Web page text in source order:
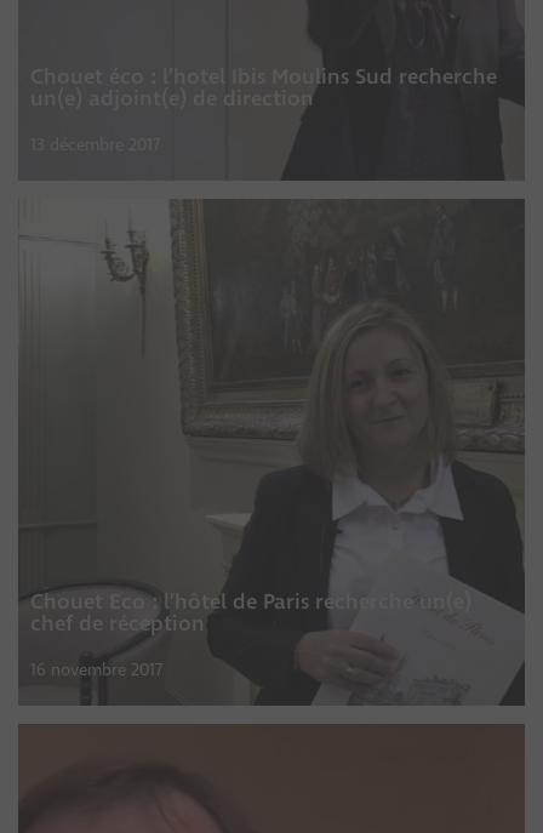
Chouet éco : l’hotel Ibis Moulins Sud recherche
un(e) adjoint(e) de direction
Chouet Eco : l’hôtel de Paris recherche un(e)
chef de réception
16 novembre 2017